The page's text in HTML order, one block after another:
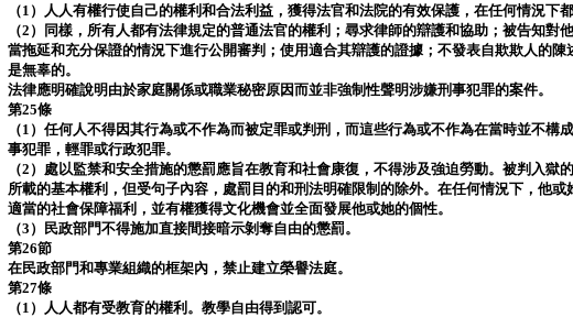
（1）人人有權行使自己的權利和合法利益，獲得法官和法院的有效保護，在任何情況下
（2）同樣，所有人都有法律規定的普通法官的權利；尋求律師的辯護和協助；被告知對
當拖延和充分保證的情況下進行公開審判；使用適合其辯護的證據；不發表自欺欺人的陳
是無辜的。
法律應明確說明由於家庭關係或職業秘密原因而並非強制性聲明涉嫌刑事犯罪的案件。
第25條
（1）任何人不得因其行為或不作為而被定罪或判刑，而這些行為或不作為在當時並不構
事犯罪，輕罪或行政犯罪。
（2）處以監禁和安全措施的懲罰應旨在教育和社會康復，不得涉及強迫勞動。被判入獄
所載的基本權利，但受句子內容，處罰目的和刑法明確限制的除外。在任何情況下，他或
適當的社會保障福利，並有權獲得文化機會並全面發展他或她的個性。
（3）民政部門不得施加直接間接暗示剝奪自由的懲罰。
第26節
在民政部門和專業組織的框架內，禁止建立榮譽法庭。
第27條
（1）人人都有受教育的權利。教學自由得到認可。